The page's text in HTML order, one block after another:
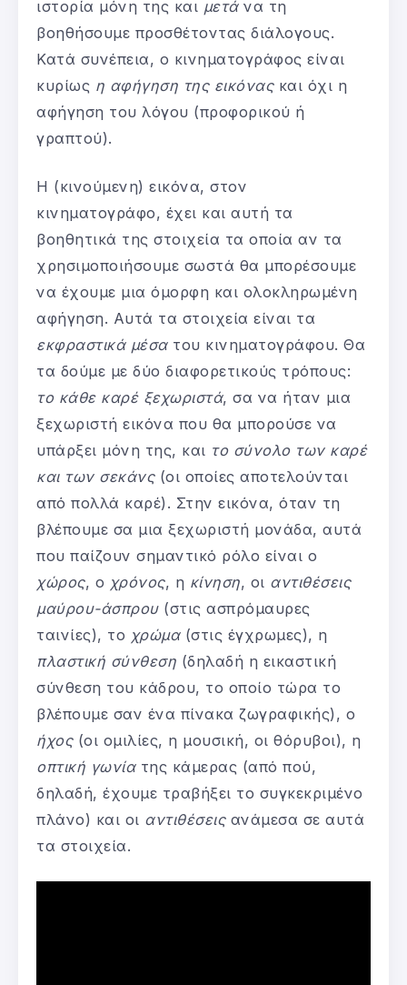
ιστορία μόνη της και μετάνα τη
βοηθήσουμε προσθέτοντας διάλογους.
Κατά συνέπεια, ο κινηματογράφος είναι
κυρίως η αφήγηση της εικόνας και όχι η
αφήγηση του λόγου (προφορικού ή
γραπτού).
Η (κινούμενη) εικόνα, στον
κινηματογράφο, έχει και αυτή τα
βοηθητικά της στοιχεία τα οποία αν τα
χρησιμοποιήσουμε σωστά θα μπορέσουμε
να έχουμε μια όμορφη και ολοκληρωμένη
αφήγηση. Αυτά τα στοιχεία είναι τα
εκφραστικά μέσα του κινηματογράφου. Θα
τα δούμε με δύο διαφορετικούς τρόπους:
το κάθε καρέ ξεχωριστά, σα να ήταν μια
ξεχωριστή εικόνα που θα μπορούσε να
υπάρξει μόνη της, και το σύνολο των καρέ
και των σεκάνς(οι οποίες αποτελούνται
από πολλά καρέ). Στην εικόνα, όταν τη
βλέπουμε σα μια ξεχωριστή μονάδα, αυτά
που παίζουν σημαντικό ρόλο είναι ο
χώρος, ο χρόνος, η κίνηση, οι αντιθέσεις
μαύρου-άσπρου(στις ασπρόμαυρες
ταινίες), το χρώμα(στις έγχρωμες), η
πλαστική σύνθεση (δηλαδή η εικαστική
σύνθεση του κάδρου, το οποίο τώρα το
βλέπουμε σαν ένα πίνακα ζωγραφικής), ο
ήχος(οι ομιλίες, η μουσική, οι θόρυβοι), η
οπτική γωνία της κάμερας (από πού,
δηλαδή, έχουμε τραβήξει το συγκεκριμένο
πλάνο) και οι αντιθέσειςανάμεσα σε αυτά
τα στοιχεία.